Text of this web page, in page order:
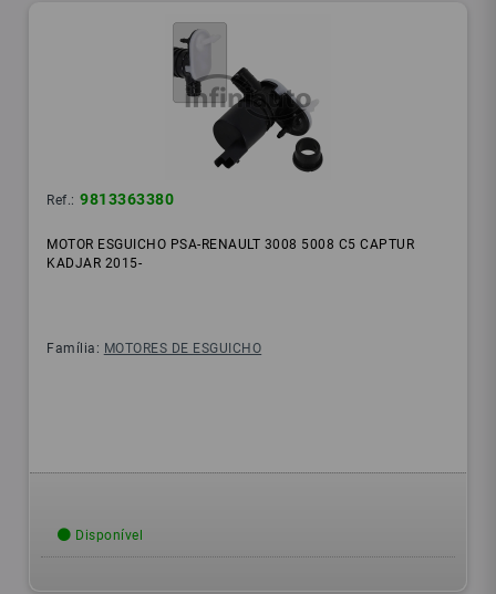
Ref.: 9813363380
MOTOR ESGUICHO PSA-RENAULT 3008 5008 C5 CAPTUR
KADJAR 2015-
Família: MOTORES DE ESGUICHO
Disponível